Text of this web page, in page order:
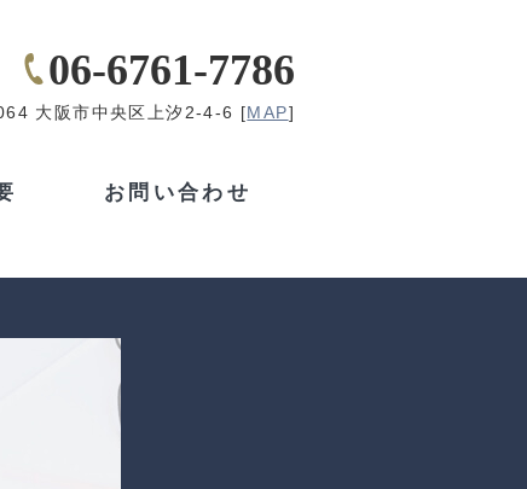
06-6761-7786
大阪市中央区上汐2-4-6 [MAP]
お問い合わせ